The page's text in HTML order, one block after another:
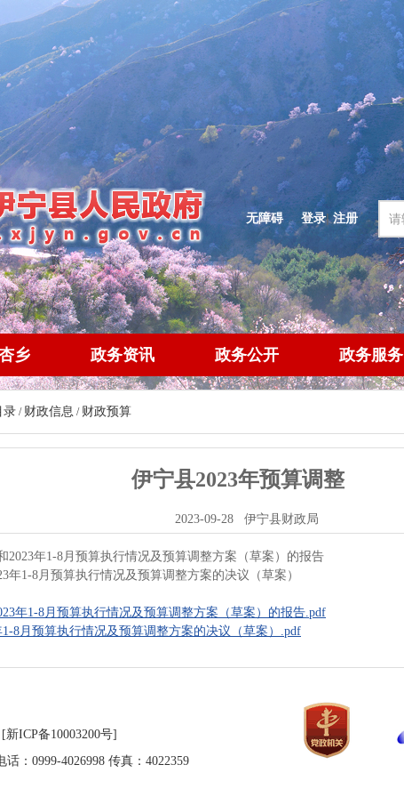
登录|注册
无障碍
乡 政务资讯 政务公开 政务服务
录 / 财政信息 / 财政预算
伊宁县2023年预算调整
2023-09-28 伊宁县财政局
2023年1-8月预算执行情况及预算调整方案（草案）的报告
年1-8月预算执行情况及预算调整方案的决议（草案）
年1-8月预算执行情况及预算调整方案（草案）的报告.pdf
8月预算执行情况及预算调整方案的决议（草案）.pdf
[新ICP备10003200号]
：0999-4026998 传真：4022359